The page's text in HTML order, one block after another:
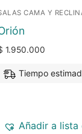
CAMA Y
1.950.000
Tiempo
Añadir a lista